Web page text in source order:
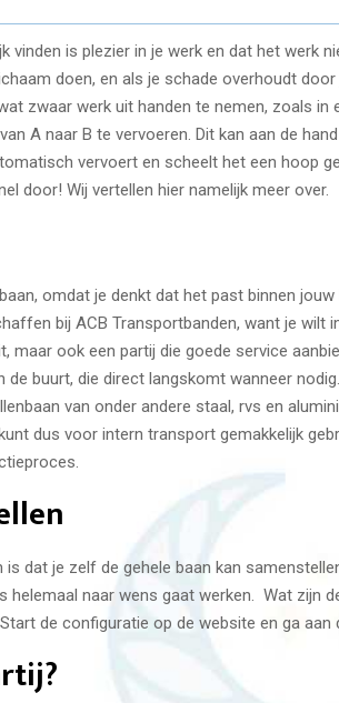
vinden is plezier in je werk en dat het werk
doen, en als je schade overhoudt
zwaar werk uit handen te nemen, zoals in
A naar B te vervoeren. Dit kan aan de
vervoert en scheelt het een hoop
door! Wij vertellen hier namelijk meer over.
omdat je denkt dat het past binnen jouw
bij ACB Transportbanden, want je wilt
maar ook een partij die goede service
buurt, die direct langskomt wanneer
van onder andere staal, rvs en
dus voor intern transport gemakkelijk
dat je zelf de gehele baan kan
helemaal naar wens gaat werken. Wat zijn
de configuratie op de website en ga aan